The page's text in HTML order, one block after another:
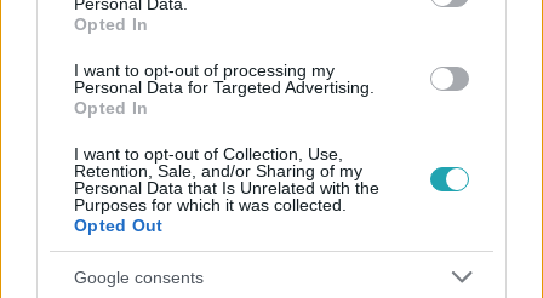
Opted In
I want to opt-out of processing my
Personal Data for Targeted Advertising.
Opted In
I want to opt-out of Collection, Use,
Retention, Sale, and/or Sharing of my
Personal Data that Is Unrelated with the
Purposes for which it was collected.
Opted Out
Google consents
Népszerű
7:51